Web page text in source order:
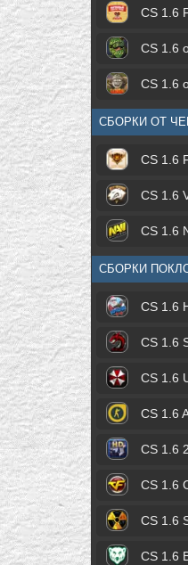
CS 1.6
CS 1.6
CS 1.6
СБОРКИ ОТ
CS 1.6
CS 1.6
CS 1.6
СБОРКИ
CS 1.6
CS 1.6
CS 1.6
CS 1.6
CS 1.6
CS 1.6
CS 1.6
CS 1.6